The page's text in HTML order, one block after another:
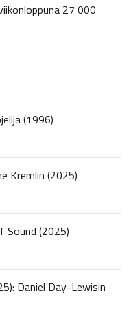
27 000
(1996)
Kremlin (2025)
(2025)
Daniel Day-Lewisin